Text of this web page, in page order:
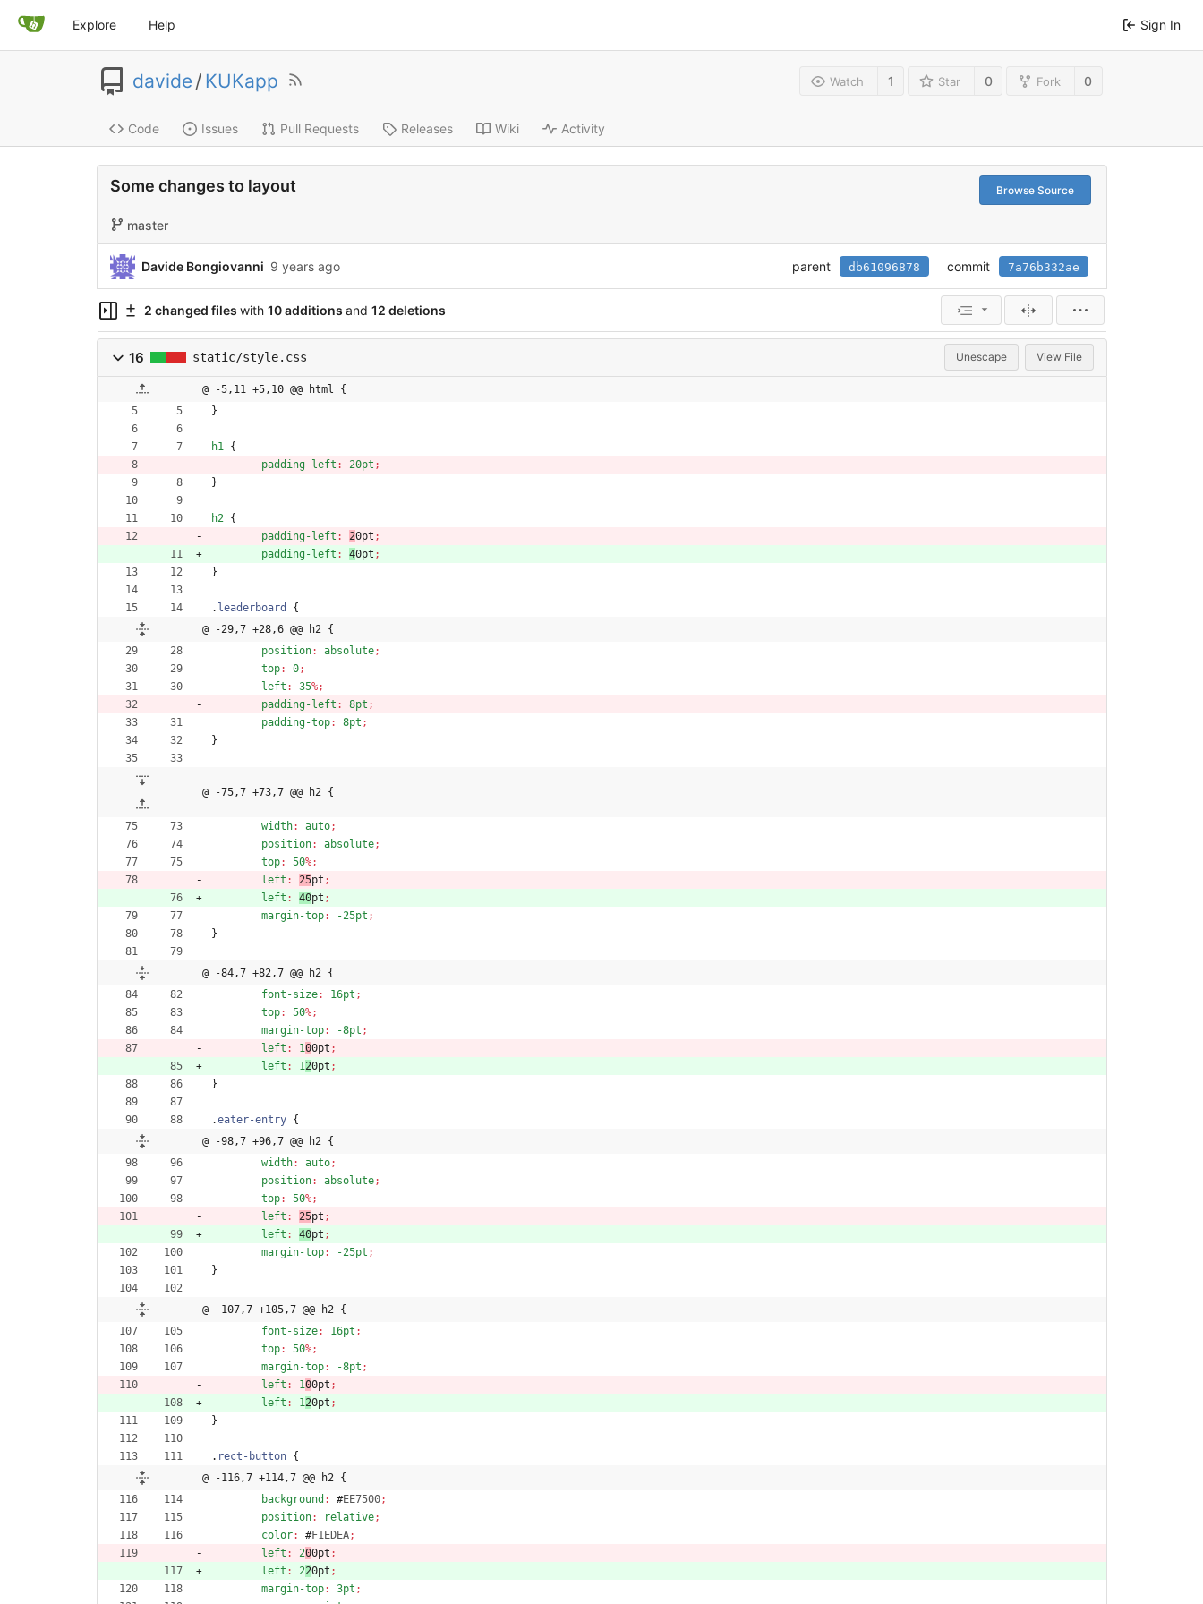
Explore Help Sign In
davide/ KUKapp Watch 1 Star 0 Fork 0
Code Issues Pull Requests Releases Wiki Activity
Some changes to layout Browse Source
master
Davide Bongiovanni 9 years ago parent db61096878 commit 7a76b332ae
2 changed files with 10 additions and 12 deletions
16 static/style.css Unescape View File
@ -5,11 +5,10 @@ html {
}
h1
{
padding-left : 20pt ;
}
h2
{
padding-left : 20pt ;
padding-left : 40pt ;
}
. leaderboard
{
@ -29,7 +28,6 @@ h2 {
position: absolute;
top: 0;
left : 35%;
padding-left : 8pt ;
padding-top: 8pt ;
}
@ -75,7 +73,7 @@ h2 {
width: auto;
position: absolute;
top: 50%;
left : 25pt ;
left : 40pt ;
margin-top: -25pt ;
}
@ -84,7 +82,7 @@ h2 {
font-size: 16pt ;
top: 50%;
margin-top: -8pt ;
left : 100pt ;
left : 120pt ;
}
.eater-entry
{
@ -98,7 +96,7 @@ h2 {
width: auto;
position: absolute;
top: 50%;
left : 25pt ;
left : 40pt ;
margin-top: -25pt ;
}
@ -107,7 +105,7 @@ h2 {
font-size: 16pt ;
top: 50%;
margin-top: -8pt ;
left : 100pt ;
left : 120pt ;
}
. rect-button
{
@ -116,7 +114,7 @@ h2 {
background : #EE7500;
position: relative;
color: #F1EDEA;
left : 200pt ;
left : 220pt ;
margin-top: 3pt ;